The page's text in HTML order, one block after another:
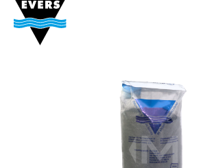
Bildergalerie überspringen